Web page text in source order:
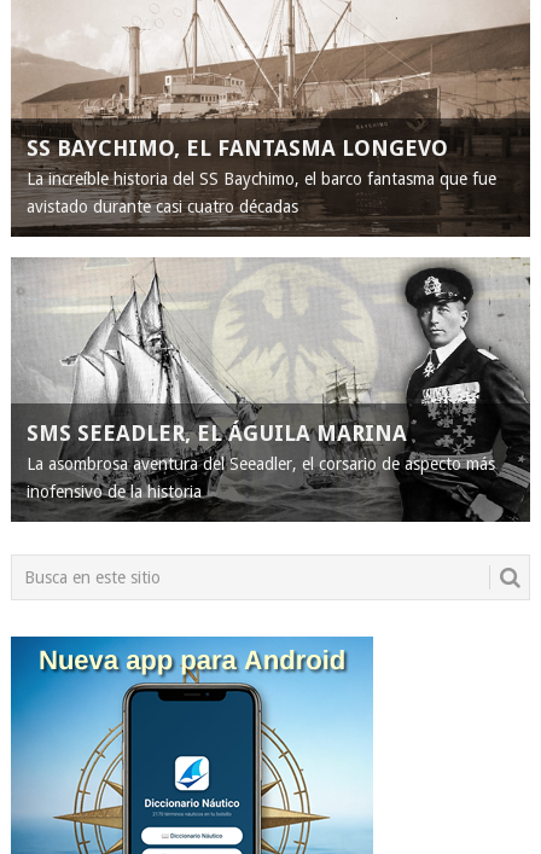
SS BAYCHIMO, EL FANTASMA LONGEVO
La increíble historia del SS Baychimo, el barco fantasma que fue
avistado durante casi cuatro décadas
SMS SEEADLER, EL ÁGUILA MARINA
La asombrosa aventura del Seeadler, el corsario de aspecto más
inofensivo de la historia